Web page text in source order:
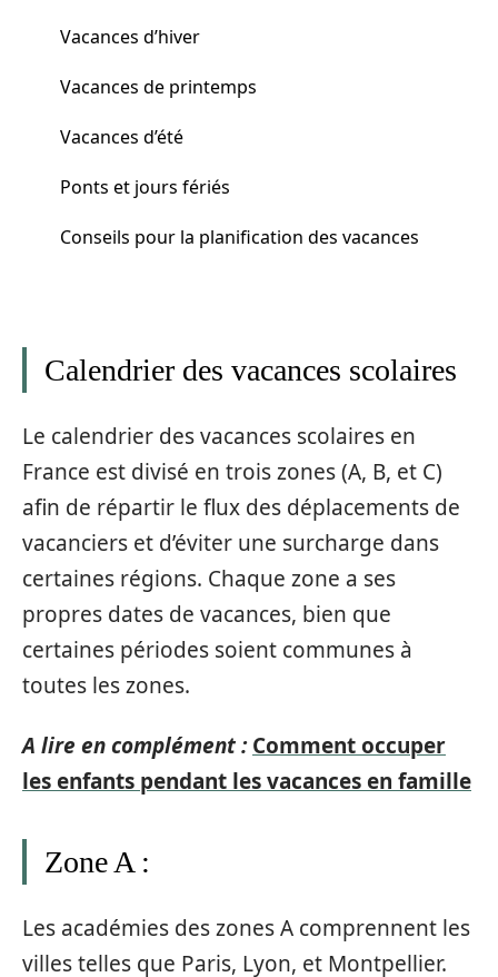
Vacances d’hiver
Vacances de printemps
Vacances d’été
Ponts et jours fériés
Conseils pour la planification des vacances
Calendrier des vacances scolaires
Le calendrier des vacances scolaires en
France est divisé en trois zones (A, B, et C)
afin de répartir le flux des déplacements de
vacanciers et d’éviter une surcharge dans
certaines régions. Chaque zone a ses
propres dates de vacances, bien que
certaines périodes soient communes à
toutes les zones.
A lire en complément : Comment occuper
les enfants pendant les vacances en famille
Zone A :
Les académies des zones A comprennent les
villes telles que Paris, Lyon, et Montpellier.